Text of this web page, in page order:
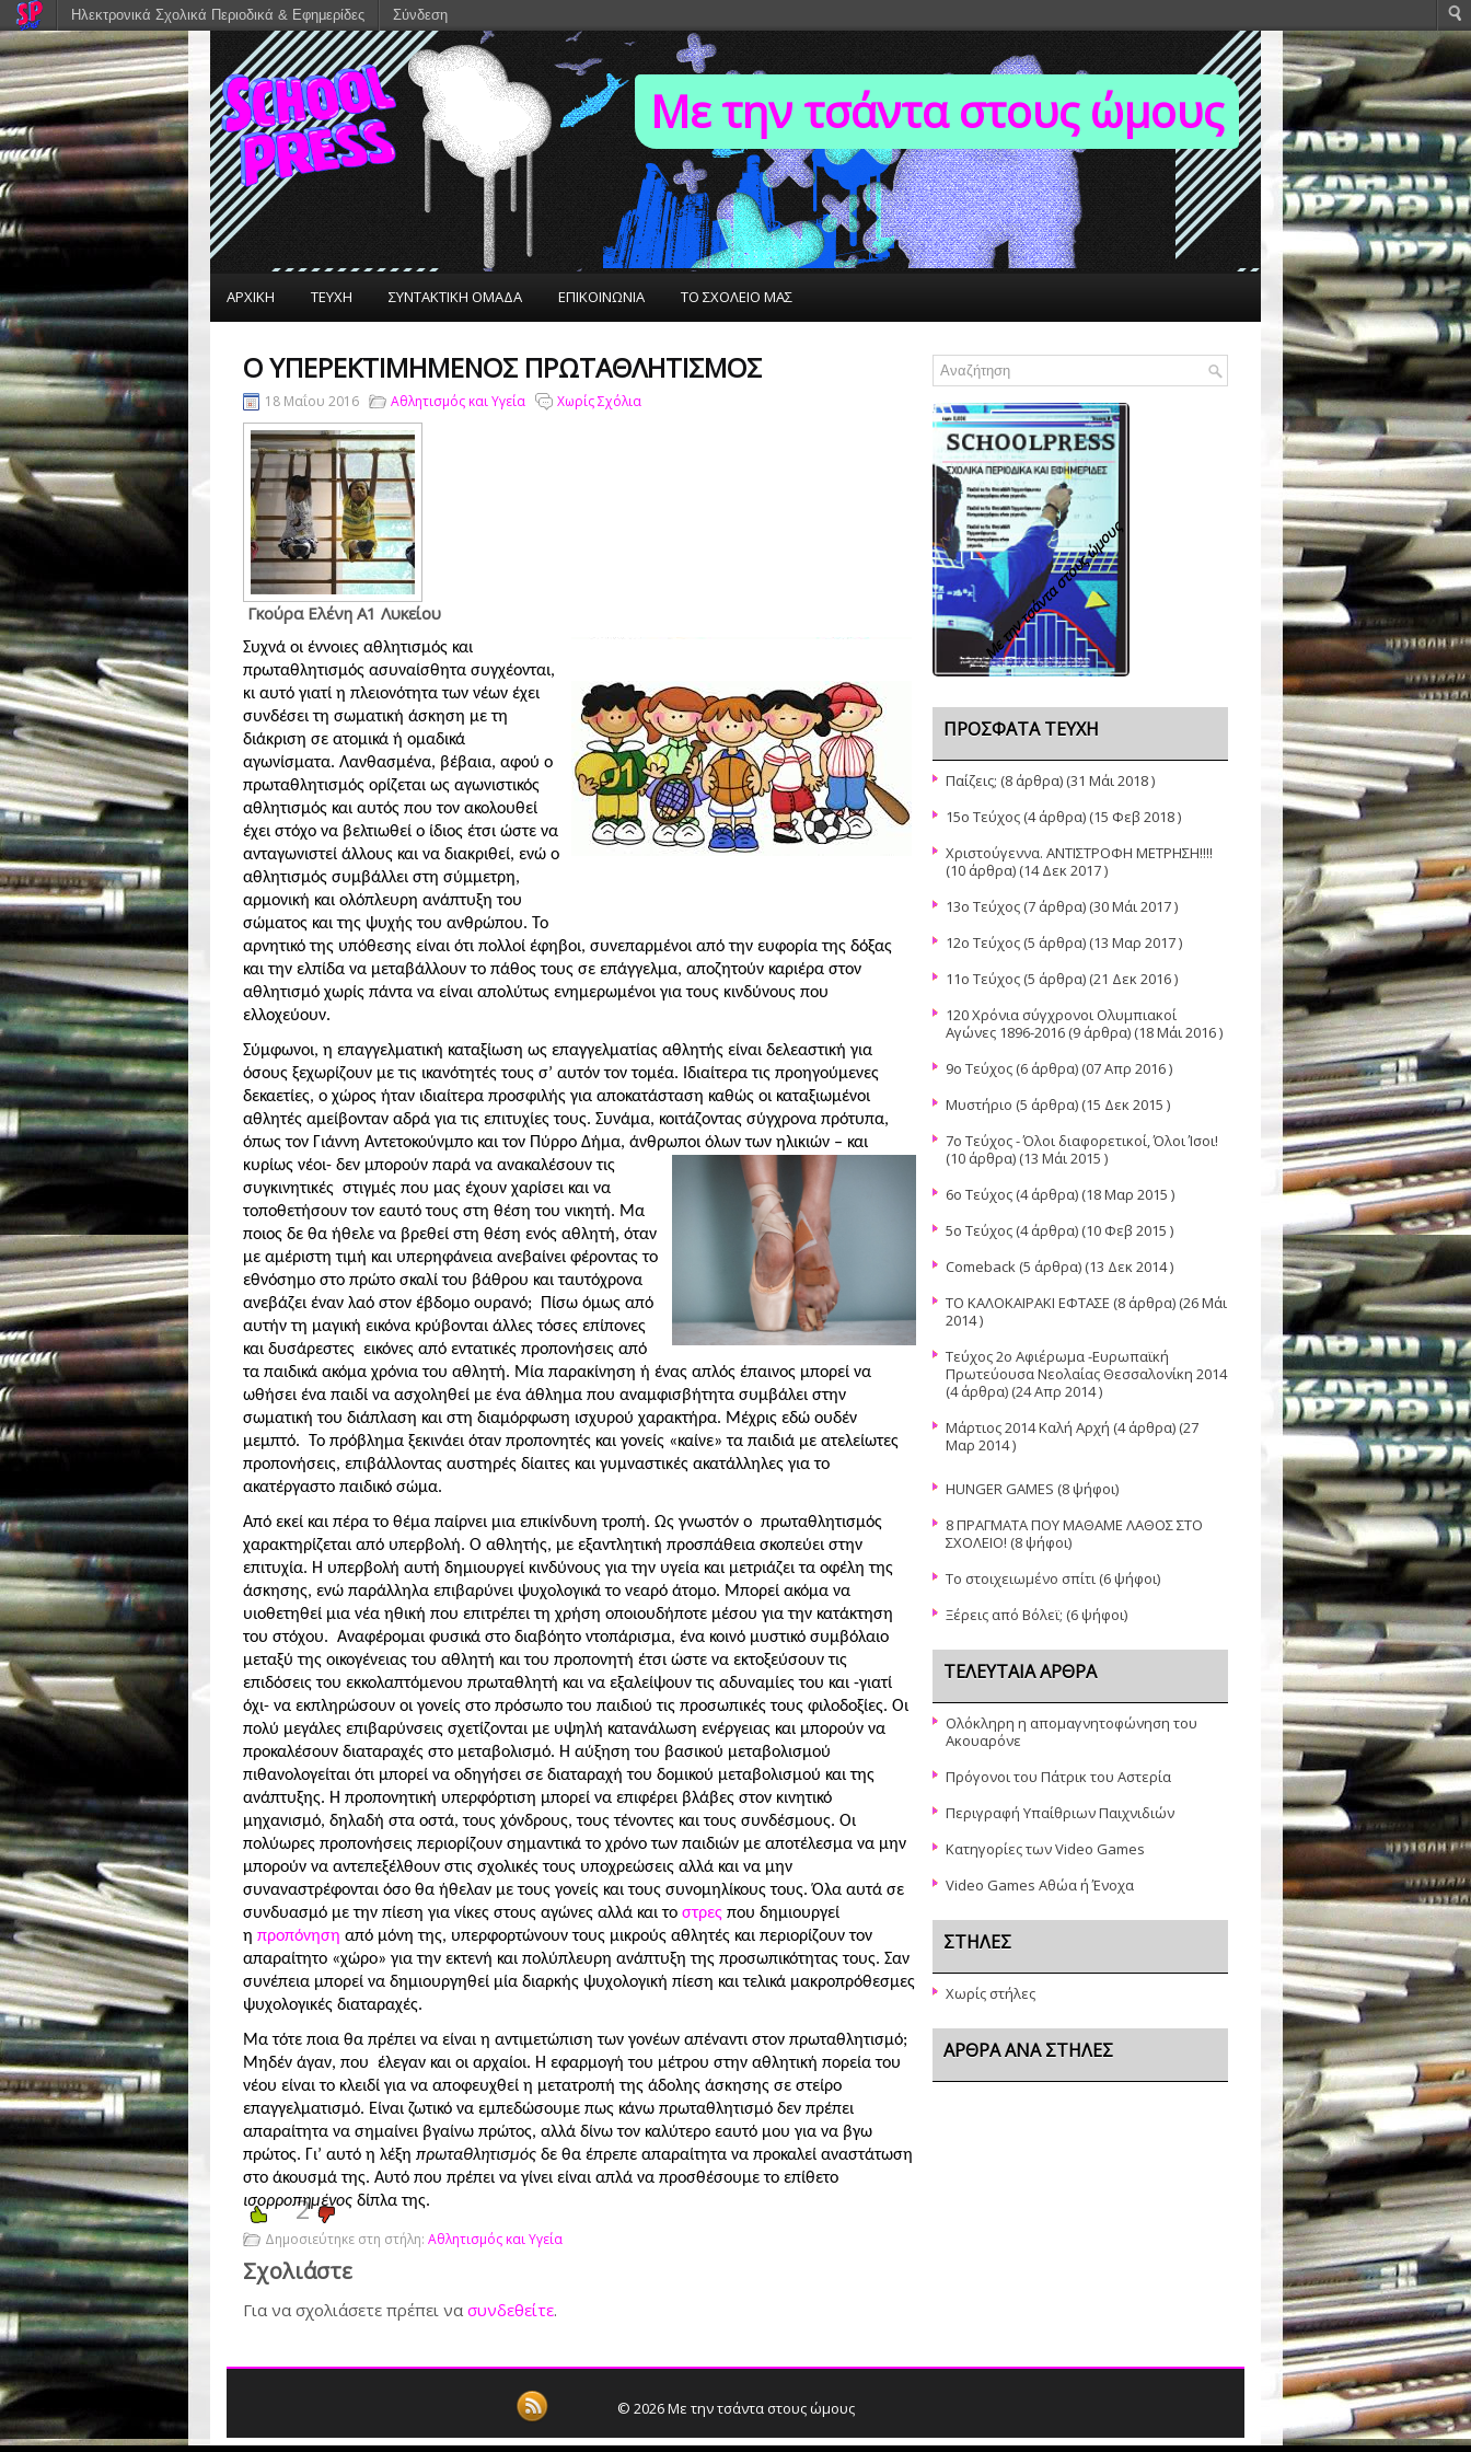
Με την τσάντα στους ώμους
ΑΡΧΙΚΗ ΤΕΥΧΗ ΣΥΝΤΑΚΤΙΚΗ ΟΜΑΔΑ ΕΠΙΚΟΙΝΩΝΙΑ ΤΟ ΣΧΟΛΕΙΟ ΜΑΣ
Ο ΥΠΕΡΕΚΤΙΜΗΜΈΝΟΣ ΠΡΩΤΑΘΛΗΤΙΣΜΌΣ
18 Μαΐου 2016 Αθλητισμός και Υγεία Χωρίς Σχόλια
Γκούρα Ελένη Α1 Λυκείου
Συχνά οι έννοιες αθλητισμός και
πρωταθλητισμός ασυναίσθητα συγχέονται,
κι αυτό γιατί η πλειονότητα των νέων έχει
συνδέσει τη σωματική άσκηση με τη
διάκριση σε ατομικά ή ομαδικά
αγωνίσματα. Λανθασμένα, βέβαια, αφού ο
πρωταθλητισμός ορίζεται ως αγωνιστικός
αθλητισμός και αυτός που τον ακολουθεί
έχει στόχο να βελτιωθεί ο ίδιος έτσι ώστε να
ανταγωνιστεί άλλους και να διακριθεί, ενώ ο
αθλητισμός συμβάλλει στη σύμμετρη,
αρμονική και ολόπλευρη ανάπτυξη του
σώματος και της ψυχής του ανθρώπου. Το
αρνητικό της υπόθεσης είναι ότι πολλοί έφηβοι, συνεπαρμένοι από την ευφορία της δόξας
και την ελπίδα να μεταβάλλουν το πάθος τους σε επάγγελμα, αποζητούν καριέρα στον
αθλητισμό χωρίς πάντα να είναι απολύτως ενημερωμένοι για τους κινδύνους που
ελλοχεύουν.
Σύμφωνοι, η επαγγελματική καταξίωση ως επαγγελματίας αθλητής είναι δελεαστική για
όσους ξεχωρίζουν με τις ικανότητές τους σ’ αυτόν τον τομέα. Ιδιαίτερα τις προηγούμενες
δεκαετίες, ο χώρος ήταν ιδιαίτερα προσφιλής για αποκατάσταση καθώς οι καταξιωμένοι
αθλητές αμείβονταν αδρά για τις επιτυχίες τους. Συνάμα, κοιτάζοντας σύγχρονα πρότυπα,
όπως τον Γιάννη Αντετοκούνμπο και τον Πύρρο Δήμα, άνθρωποι όλων των ηλικιών – και
κυρίως νέοι- δεν μπορούν παρά να ανακαλέσουν τις
συγκινητικές στιγμές που μας έχουν χαρίσει και να
τοποθετήσουν τον εαυτό τους στη θέση του νικητή. Μα
ποιος δε θα ήθελε να βρεθεί στη θέση ενός αθλητή, όταν
με αμέριστη τιμή και υπερηφάνεια ανεβαίνει φέροντας το
εθνόσημο στο πρώτο σκαλί του βάθρου και ταυτόχρονα
ανεβάζει έναν λαό στον έβδομο ουρανό;
Πίσω όμως από
αυτήν τη μαγική εικόνα κρύβονται άλλες τόσες επίπονες
και δυσάρεστες εικόνες από εντατικές προπονήσεις από
τα παιδικά ακόμα χρόνια του αθλητή. Μία παρακίνηση ή ένας απλός έπαινος μπορεί να
ωθήσει ένα παιδί να ασχοληθεί με ένα άθλημα που αναμφισβήτητα συμβάλει στην
σωματική του διάπλαση και στη διαμόρφωση ισχυρού χαρακτήρα. Μέχρις εδώ ουδέν
μεμπτό.
Το πρόβλημα ξεκινάει όταν προπονητές και γονείς «καίνε» τα παιδιά με ατελείωτες
προπονήσεις, επιβάλλοντας αυστηρές δίαιτες και γυμναστικές ακατάλληλες για το
ακατέργαστο παιδικό σώμα.
Από εκεί και πέρα το θέμα παίρνει μια επικίνδυνη τροπή. Ως γνωστόν ο πρωταθλητισμός
χαρακτηρίζεται από υπερβολή. Ο αθλητής, με εξαντλητική προσπάθεια σκοπεύει στην
επιτυχία. Η υπερβολή αυτή δημιουργεί κινδύνους για την υγεία και μετριάζει τα οφέλη της
άσκησης, ενώ παράλληλα επιβαρύνει ψυχολογικά το νεαρό άτομο. Μπορεί ακόμα να
υιοθετηθεί μια νέα ηθική που επιτρέπει τη χρήση οποιουδήποτε μέσου για την κατάκτηση
του στόχου. Αναφέρομαι φυσικά στο διαβόητο ντοπάρισμα, ένα κοινό μυστικό συμβόλαιο
μεταξύ της οικογένειας του αθλητή και του προπονητή έτσι ώστε να εκτοξεύσουν τις
επιδόσεις του εκκολαπτόμενου πρωταθλητή και να εξαλείψουν τις αδυναμίες του και -γιατί
όχι- να εκπληρώσουν οι γονείς στο πρόσωπο του παιδιού τις προσωπικές τους φιλοδοξίες. Οι
πολύ μεγάλες επιβαρύνσεις σχετίζονται με υψηλή κατανάλωση ενέργειας και μπορούν να
προκαλέσουν διαταραχές στο μεταβολισμό. Η αύξηση του βασικού μεταβολισμού
πιθανολογείται ότι μπορεί να οδηγήσει σε διαταραχή του δομικού μεταβολισμού και της
ανάπτυξης. Η προπονητική υπερφόρτιση μπορεί να επιφέρει βλάβες στον κινητικό
μηχανισμό, δηλαδή στα οστά, τους χόνδρους, τους τένοντες και τους συνδέσμους. Οι
πολύωρες προπονήσεις περιορίζουν σημαντικά το χρόνο των παιδιών με αποτέλεσμα να μην
μπορούν να αντεπεξέλθουν στις σχολικές τους υποχρεώσεις αλλά και να μην
συναναστρέφονται όσο θα ήθελαν με τους γονείς και τους συνομηλίκους τους. Όλα αυτά σε
συνδυασμό με την πίεση για νίκες στους αγώνες αλλά και το στρες που δημιουργεί
η προπόνηση από μόνη της, υπερφορτώνουν τους μικρούς αθλητές και περιορίζουν τον
απαραίτητο «χώρο» για την εκτενή και πολύπλευρη ανάπτυξη της προσωπικότητας τους. Σαν
συνέπεια μπορεί να δημιουργηθεί μία διαρκής ψυχολογική πίεση και τελικά μακροπρόθεσμες
ψυχολογικές διαταραχές.
Μα τότε ποια θα πρέπει να είναι η αντιμετώπιση των γονέων απέναντι στον πρωταθλητισμό;
Μηδέν άγαν, που έλεγαν και οι αρχαίοι. Η εφαρμογή του μέτρου στην αθλητική πορεία του
νέου είναι το κλειδί για να αποφευχθεί η μετατροπή της άδολης άσκησης σε στείρο
επαγγελματισμό. Είναι ζωτικό να εμπεδώσουμε πως κάνω πρωταθλητισμό δεν πρέπει
απαραίτητα να σημαίνει βγαίνω πρώτος, αλλά δίνω τον καλύτερο εαυτό μου για να βγω
πρώτος. Γι’ αυτό η λέξη πρωταθλητισμός δε θα έπρεπε απαραίτητα να προκαλεί αναστάτωση
στο άκουσμά της. Αυτό που πρέπει να γίνει είναι απλά να προσθέσουμε το επίθετο
ισορροπημένος δίπλα της.
2
Δημοσιεύτηκε στη στήλη: Αθλητισμός και Υγεία
Σχολιάστε
Για να σχολιάσετε πρέπει να συνδεθείτε.
Με την τσάντα στους ώμους
ΠΡΌΣΦΑΤΑ ΤΕΎΧΗ
Παίζεις; (8 άρθρα) (31 Μάι 2018 )
15ο Τεύχος (4 άρθρα) (15 Φεβ 2018 )
Χριστούγεννα. ΑΝΤΙΣΤΡΟΦΗ ΜΕΤΡΗΣΗ!!!!
(10 άρθρα) (14 Δεκ 2017 )
13ο Τεύχος (7 άρθρα) (30 Μάι 2017 )
12o Τεύχος (5 άρθρα) (13 Μαρ 2017 )
11ο Τεύχος (5 άρθρα) (21 Δεκ 2016 )
120 Χρόνια σύγχρονοι Ολυμπιακοί
Αγώνες 1896-2016 (9 άρθρα) (18 Μάι 2016 )
9ο Τεύχος (6 άρθρα) (07 Απρ 2016 )
Μυστήριο (5 άρθρα) (15 Δεκ 2015 )
7o Tεύχος - Όλοι διαφορετικοί, Όλοι Ίσοι!
(10 άρθρα) (13 Μάι 2015 )
6ο Τεύχος (4 άρθρα) (18 Μαρ 2015 )
5ο Τεύχος (4 άρθρα) (10 Φεβ 2015 )
Comeback (5 άρθρα) (13 Δεκ 2014 )
ΤΟ ΚΑΛΟΚΑΙΡΑΚΙ ΕΦΤΑΣΕ (8 άρθρα) (26 Μάι
2014 )
Τεύχος 2o Αφιέρωμα -Ευρωπαϊκή
Πρωτεύουσα Νεολαίας Θεσσαλονίκη 2014
(4 άρθρα) (24 Απρ 2014 )
Μάρτιος 2014 Καλή Αρχή (4 άρθρα) (27
Μαρ 2014 )
HUNGER GAMES (8 ψήφοι)
8 ΠΡΑΓΜΑΤΑ ΠΟΥ ΜΑΘΑΜΕ ΛΑΘΟΣ ΣΤΟ
ΣΧΟΛΕΙΟ! (8 ψήφοι)
Το στοιχειωμένο σπίτι (6 ψήφοι)
Ξέρεις από Βόλεϊ; (6 ψήφοι)
ΤΕΛΕΥΤΑΊΑ ΆΡΘΡΑ
Ολόκληρη η απομαγνητοφώνηση του
Ακουαρόνε
Πρόγονοι του Πάτρικ του Αστερία
Περιγραφή Υπαίθριων Παιχνιδιών
Κατηγορίες των Video Games
Video Games Αθώα ή Ένοχα
ΣΤΉΛΕΣ
Χωρίς στήλες
ΆΡΘΡΑ ΑΝΆ ΣΤΉΛΕΣ
© 2026Με την τσάντα στους ώμους
Ηλεκτρονικά Σχολικά Περιοδικά & Εφημερίδες Σύνδεση